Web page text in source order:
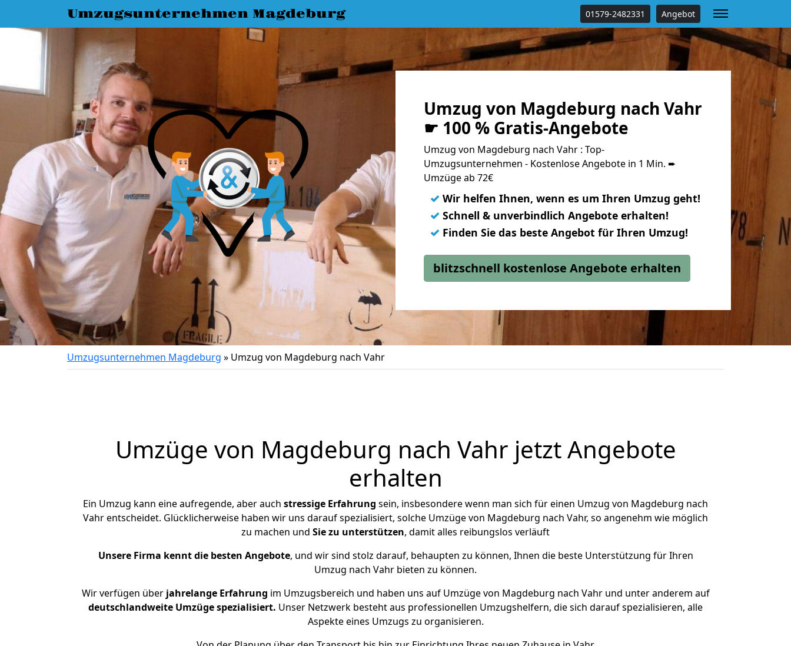
Umzugsunternehmen Magdeburg 01579-2482331 Angebot
Umzug von Magdeburg nach Vahr
☛ 100 % Gratis-Angebote
Umzug von Magdeburg nach Vahr : Top-
Umzugsunternehmen - Kostenlose Angebote in 1 Min. ➨
Umzüge ab 72€
✓ Wir helfen Ihnen, wenn es um Ihren Umzug geht!
✓ Schnell & unverbindlich Angebote erhalten!
✓ Finden Sie das beste Angebot für Ihren Umzug!
blitzschnell kostenlose Angebote erhalten
Umzugsunternehmen Magdeburg » Umzug von Magdeburg nach Vahr
Umzüge von Magdeburg nach Vahr jetzt Angebote
erhalten
Ein Umzug kann eine aufregende, aber auch stressige Erfahrung sein, insbesondere wenn man sich für einen Umzug von Magdeburg nach
Vahr entscheidet. Glücklicherweise haben wir uns darauf spezialisiert, solche Umzüge von Magdeburg nach Vahr, so angenehm wie möglich
zu machen und Sie zu unterstützen, damit alles reibungslos verläuft
Unsere Firma kennt die besten Angebote, und wir sind stolz darauf, behaupten zu können, Ihnen die beste Unterstützung für Ihren
Umzug nach Vahr bieten zu können.
Wir verfügen überjahrelange Erfahrung im Umzugsbereich und haben uns auf Umzüge von Magdeburg nach Vahr und unter anderem auf
deutschlandweite Umzüge spezialisiert. Unser Netzwerk besteht aus professionellen Umzugshelfern, die sich darauf spezialisieren, alle
Aspekte eines Umzugs zu organisieren.